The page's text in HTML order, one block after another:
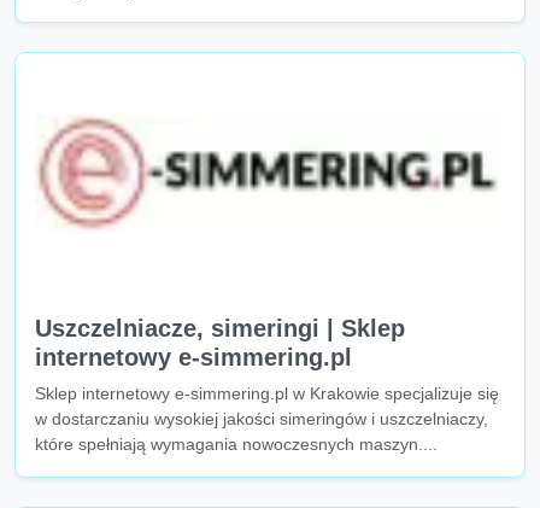
Uszczelniacze, simeringi | Sklep
internetowy e-simmering.pl
Sklep internetowy e-simmering.pl w Krakowie specjalizuje się
w dostarczaniu wysokiej jakości simeringów i uszczelniaczy,
które spełniają wymagania nowoczesnych maszyn....